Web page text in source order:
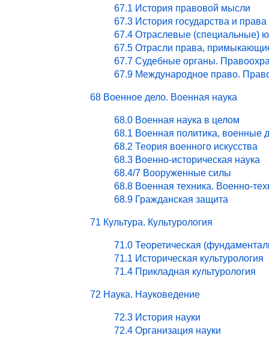
67.1 История правовой мысли
67.3 История государства и права
67.4 Отраслевые (специальные)
67.5 Отрасли права,
67.7 Судебные органы.
67.9 Международное право.
68 Военное дело. Военная наука
68.0 Военная наука в целом
68.1 Военная политика, военные
68.2 Теория военного искусства
68.3 Военно-историческая наука
68.4/7 Вооруженные силы
68.8 Военная техника. Военно-
68.9 Гражданская защита
71 Культура. Культурология
71.0 Теоретическая
71.1 Историческая культурология
71.4 Прикладная культурология
72 Наука. Науковедение
72.3 История науки
72.4 Организация науки